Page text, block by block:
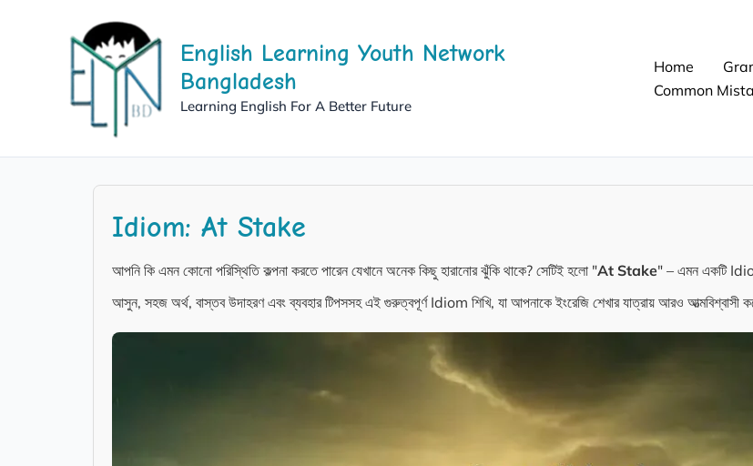
English Learning Youth Network
Bangladesh
Learning English For A Better Future
Home
Common
Idiom: At Stake
আপনি কি এমন কোনো পরিস্থিতি কল্পনা করতে পারেন যেখানে অনেক কিছু হারানোর ঝুঁকি থাকে? সেটিই হলো "At Stake" – এমন একটি
আসুন, সহজ অর্থ, বাস্তব উদাহরণ এবং ব্যবহার টিপসসহ এই গুরুত্বপূর্ণ Idiom শিখি, যা আপনাকে ইংরেজি শেখার যাত্রায় আরও আত্মবিশ্বাসী